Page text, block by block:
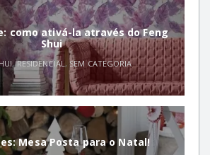
como ativá-la através do Feng
Shui
,RESIDENCIAL ,SEM CATEGORIA
Mesa Posta para o Natal!